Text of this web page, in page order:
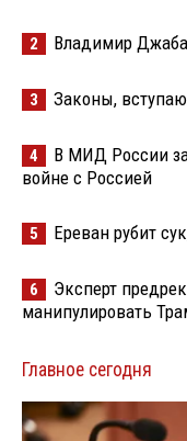
2 Владимир
3 Законы,
4
В МИД России
войне с Россией
5 Ереван рубит
6
Эксперт
манипулировать
Главное сегодня